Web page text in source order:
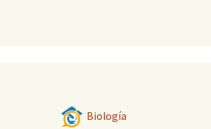
Biología